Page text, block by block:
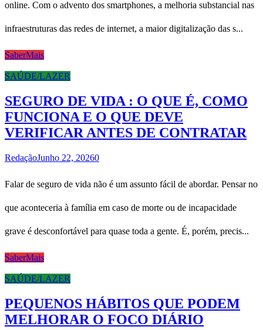
online. Com o advento dos smartphones, a melhoria substancial nas
infraestruturas das redes de internet, a maior digitalização das s...
SaberMais
SAÚDE/LAZER
SEGURO DE VIDA : O QUE É, COMO
FUNCIONA E O QUE DEVE
VERIFICAR ANTES DE CONTRATAR
RedaçãoJunho 22, 20260
Falar de seguro de vida não é um assunto fácil de abordar. Pensar no
que aconteceria à família em caso de morte ou de incapacidade
grave é desconfortável para quase toda a gente. É, porém, precis...
SaberMais
SAÚDE/LAZER
PEQUENOS HÁBITOS QUE PODEM
MELHORAR O FOCO DIÁRIO